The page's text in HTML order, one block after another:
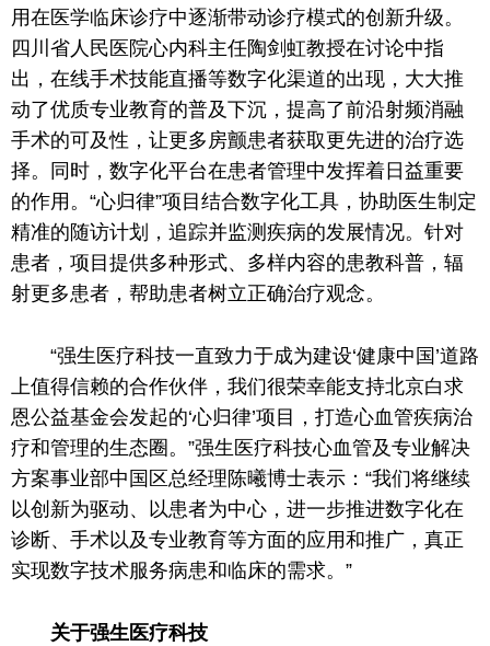
用在医学临床诊疗中逐渐带动诊疗模式的创新升级。
四川省人民 医院心内科主任陶剑虹教授在讨论中指
出，在线手术技能直播等数字化渠道的出现， 大大推
动了优质专业教育的普及下沉，提高了前沿射频消融
手术的可及性 ，让更多房颤患者获取更先进的治疗选
择。同时，数字化平台在患者管理中发挥着日益重要
的作用。“心归律”项目结合数字化工具，协助医生制定
精准的随访计划，追踪并监测疾病的发展情况。针对
患者，项目提供多种形式、多样内容的患教科普，辐
射更多患者，帮助患者树立正确治疗观念。
“强生医疗科技一直致力于成为建设‘健康中国 ’道路
上值得信赖的合作伙伴，我们很荣幸能支持北京白求
恩公益基金会发起的‘心归律’项目，打造心血管疾病治
疗和管理的生态圈。”强生医疗科技心血管及专业解决
方案事业部中国 区总经理陈曦博士表示：“我们将继续
以创新为驱动、以患者为中心，进一步推进数字化在
诊断、手术以及专业教育等方面的应用和推广，真正
实现数字技术服务病患和临床的需求。”
关于强生医疗科技